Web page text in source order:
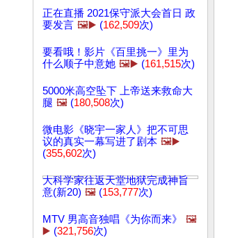
正在直播 2021保守派大会首日 政
要发言 🖼️▶️ (162,509次)
要看哦！影片《百里挑一》里为
什么顺子中意她 🖼️▶️ (161,515次)
5000米高空坠下 上帝送来救命大
腿 🖼️ (180,508次)
微电影《晓宇一家人》把不可思
议的真实一幕写进了剧本 🖼️▶️
(355,602次)
大科学家往返天堂地狱完成神旨
意(新20) 🖼️ (153,777次)
MTV 男高音独唱《为你而来》
🖼️
▶️ (321,756次)